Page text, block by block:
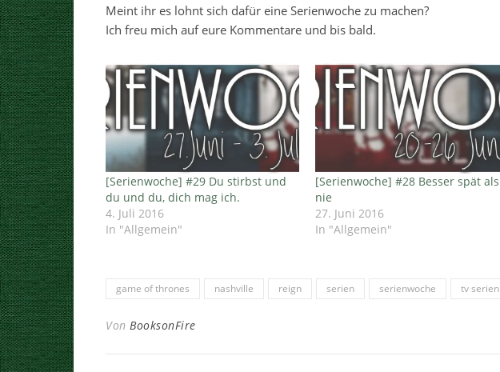
Meint ihr es lohnt sich dafür eine Serienwoche zu machen?
Ich freu mich auf eure Kommentare und bis bald.
[Serienwoche] #29 Du stirbst und
du und du, dich mag ich.
4. Juli 2016
In "Allgemein"
[Serienwoche] #28 Besser spät als
nie
27. Juni 2016
In "Allgemein"
game of thrones nashville reign serien serienwoche tv serien
Von BooksonFire